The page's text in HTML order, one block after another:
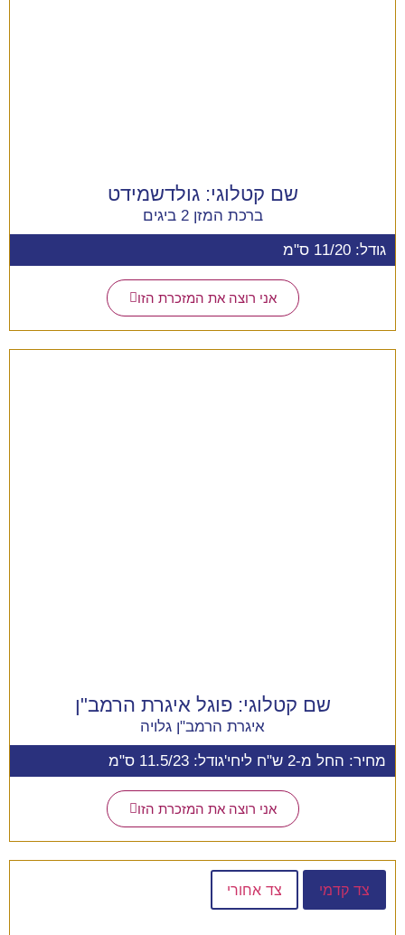
שם קטלוגי:גולדשמידט
ברכת המזן 2 ביגים
גודל: 11/20 ס"מ
אני רוצה את המזכרת הזו
שם קטלוגי:פוגל איגרת הרמב"ן
איגרת הרמב"ן גלויה
מחיר: החל מ-2 ש"ח ליחי'
גודל: 11.5/23 ס"מ
אני רוצה את המזכרת הזו
צד קדמי צד אחורי